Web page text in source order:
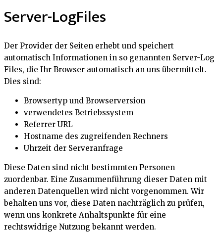
Server-LogFiles
Der Provider der Seiten erhebt und speichert
automatisch Informationen in so genannten Server-Log
Files, die Ihr Browser automatisch an uns übermittelt.
Dies sind:
Browsertyp und Browserversion
verwendetes Betriebssystem
Referrer URL
Hostname des zugreifenden Rechners
Uhrzeit der Serveranfrage
Diese Daten sind nicht bestimmten Personen
zuordenbar. Eine Zusammenführung dieser Daten mit
anderen Datenquellen wird nicht vorgenommen. Wir
behalten uns vor, diese Daten nachträglich zu prüfen,
wenn uns konkrete Anhaltspunkte für eine
rechtswidrige Nutzung bekannt werden.